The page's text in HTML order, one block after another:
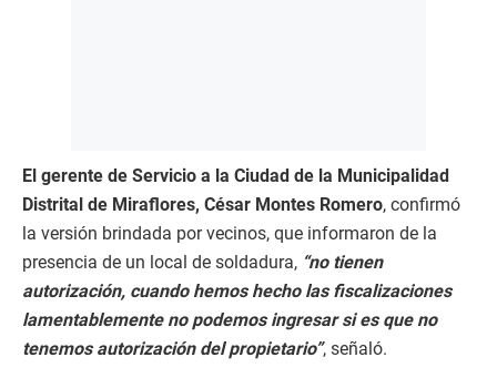
El gerente de Servicio a la Ciudad de la Municipalidad
Distrital de Miraflores, César Montes Romero, confirmó
la versión brindada por vecinos, que informaron de la
presencia de un local de soldadura, “no tienen
autorización, cuando hemos hecho las fiscalizaciones
lamentablemente no podemos ingresar si es que no
tenemos autorización del propietario”, señaló.